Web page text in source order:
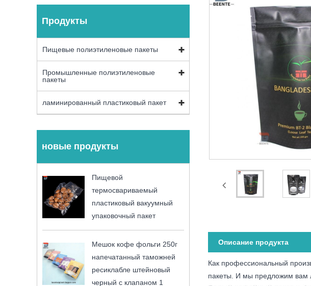
Продукты
Пищевые полиэтиленовые пакеты
Промышленные полиэтиленовые
пакеты
ламинированный пластиковый пакет
новые продукты
Пищевой
термосвариваемый
пластиковый вакуумный
упаковочный пакет
Мешок кофе фольги 250г
напечатанный таможней
ресиклабле штейновый
черный с клапаном 1
Описание продукта
Как профессиональный
пакеты. И мы предложим вам